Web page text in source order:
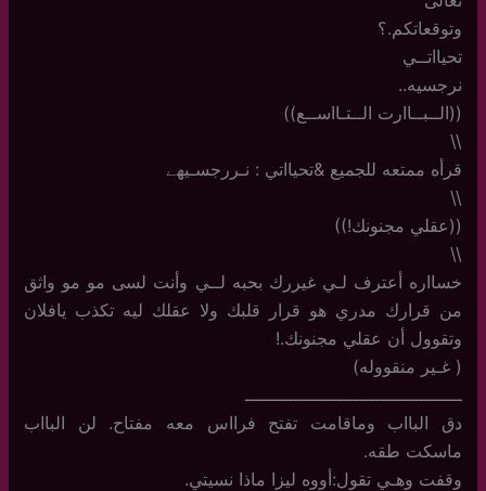
وتوقعاتكم.؟
تحيااتــي
نرجسيه..
((الــبــاارت الــتـااســع))
\\
قرأه ممتعه للجميع &تحيااتي : نـررجسـيھے
\\
((عقلي مجنونك!))
\\
خسااره أعترف لـي غيررك بحبه لــي وأنت لسى مو مو واثق
من قرارك مدري هو قرار قلبك ولا عقلك ليه تكذب يافلان
وتقوول أن عقلي مجنونك.!
( غـير منقووله)
ــــــــــــــــــــــــــــــــــــــــ
دق البااب وماقامت تفتح فرااس معه مفتاح. لن البااب
ماسكت طقه.
وقفت وهـي تقول:أووه ليزا ماذا نسيتي.